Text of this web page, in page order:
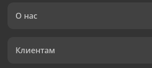
О нас
Клиентам